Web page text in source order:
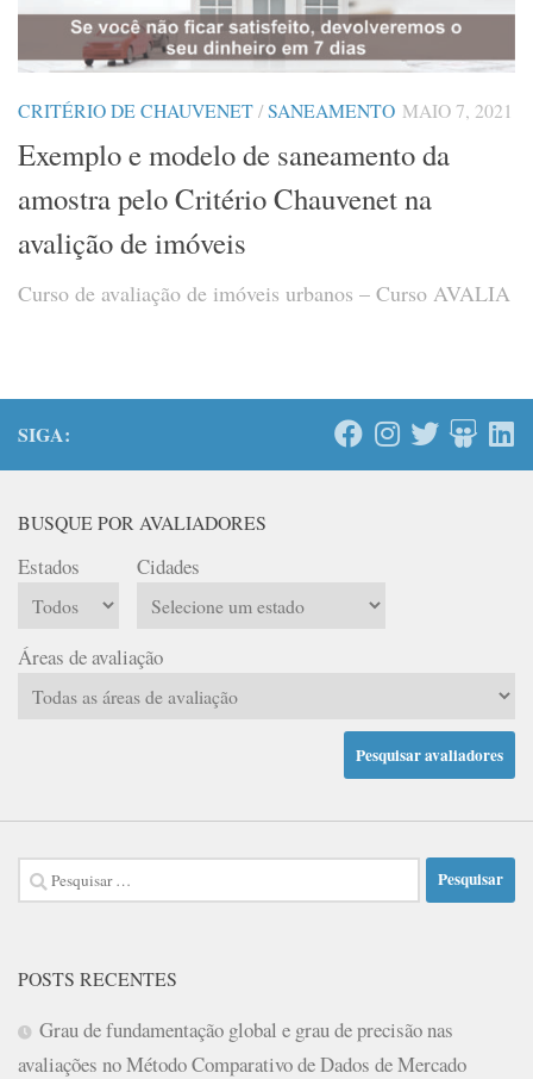
CRITÉRIO DE CHAUVENET/SANEAMENTO MAIO 7, 2021
Exemplo e modelo de saneamento da
amostra pelo Critério Chauvenet na
avalição de imóveis
Curso de avaliação de imóveis urbanos – Curso AVALIA
SIGA:
BUSQUE POR AVALIADORES
Estados Cidades
Áreas de avaliação
Pesquisar
por:
POSTS RECENTES
Grau de fundamentação global e grau de precisão nas
avaliações no Método Comparativo de Dados de Mercado